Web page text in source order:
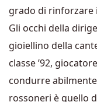
grado di rinforzare
Gli occhi della
gioiellino della
classe ’92,
condurre
rossoneri è quello